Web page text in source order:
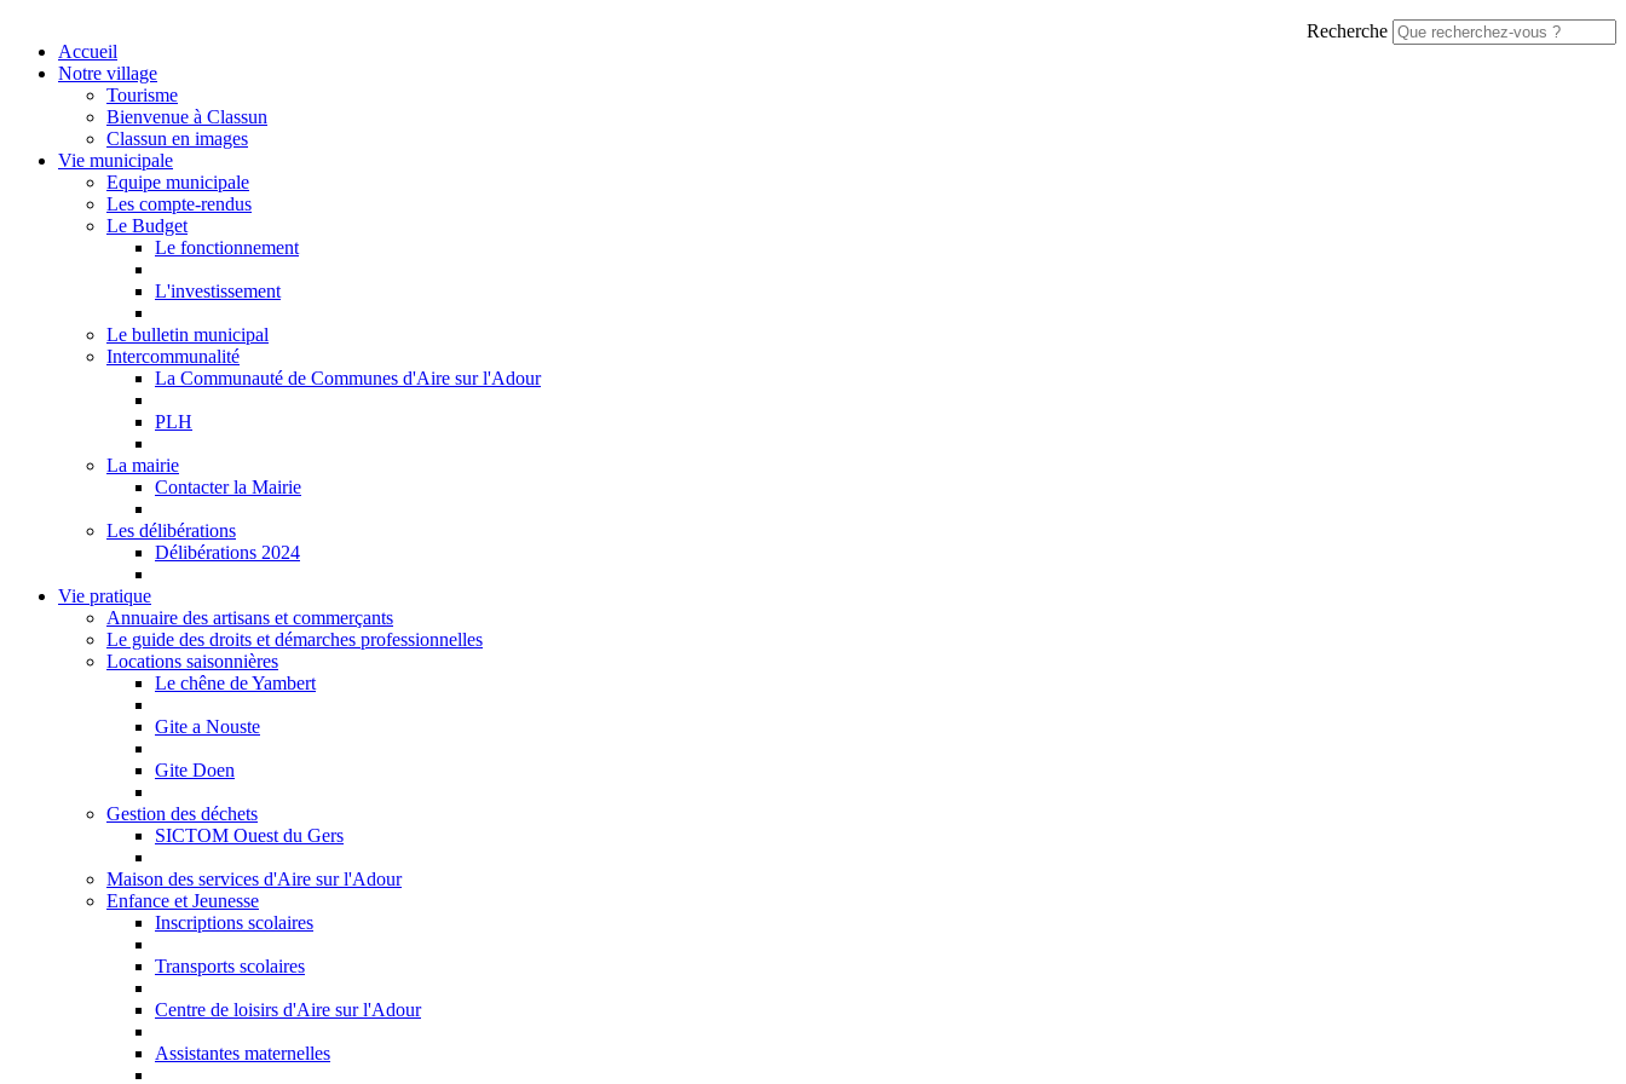
Recherche
Accueil
Notre village
Tourisme
Bienvenue à Classun
Classun en images
Vie municipale
Equipe municipale
Les compte-rendus
Le Budget
Le fonctionnement
L'investissement
Le bulletin municipal
Intercommunalité
La Communauté de Communes d'Aire sur l'Adour
PLH
La mairie
Contacter la Mairie
Les délibérations
Délibérations 2024
Vie pratique
Annuaire des artisans et commerçants
Le guide des droits et démarches professionnelles
Locations saisonnières
Le chêne de Yambert
Gite a Nouste
Gite Doen
Gestion des déchets
SICTOM Ouest du Gers
Maison des services d'Aire sur l'Adour
Enfance et Jeunesse
Inscriptions scolaires
Transports scolaires
Centre de loisirs d'Aire sur l'Adour
Assistantes maternelles